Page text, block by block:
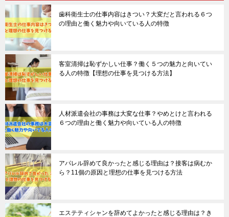
歯科衛生士の仕事内容はきつい？大変だと言われる６つ
の理由と働く魅力や向いている人の特徴
客室清掃は恥ずかしい仕事？働く５つの魅力と向いてい
る人の特徴【理想の仕事を見つける方法】
人材派遣会社の事務は大変な仕事？やめとけと言われる
６つの理由と働く魅力や向いている人の特徴
アパレル辞めて良かったと感じる理由は？接客は病むか
ら？11個の原因と理想の仕事を見つける方法
エステティシャンを辞めてよかったと感じる理由は？き